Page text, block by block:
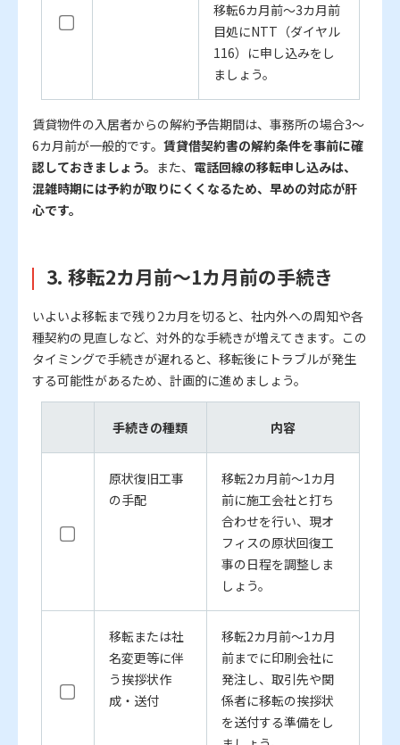
移転6カ月前～3カ月前
目処にNTT（ダイヤル
116）に申し込みをし
ましょう。
賃貸物件の入居者からの解約予告期間は、事務所の場合3～
6カ月前が一般的です。 賃貸借契約書の解約条件を事前に確
認しておきましょう。 また、 電話回線の移転申し込みは、
混雑時期には予約が取りにくくなるため、早めの対応が肝
心です。
3. 移転2カ月前～1カ月前の手続き
いよいよ移転まで残り2カ月を切ると、社内外への周知や各
種契約の見直しなど、対外的な手続きが増えてきます。この
タイミングで手続きが遅れると、移転後にトラブルが発生
する可能性があるため、計画的に進めましょう。
手続きの種類 内容
原状復旧工事
の手配
移転2カ月前～1カ月
前に施工会社と打ち
合わせを行い、現オ
フィスの原状回復工
事の日程を調整しま
しょう。
移転または社
名変更等に伴
う挨拶状作
成・送付
移転2カ月前～1カ月
前までに印刷会社に
発注し、取引先や関
係者に移転の挨拶状
を送付する準備をし